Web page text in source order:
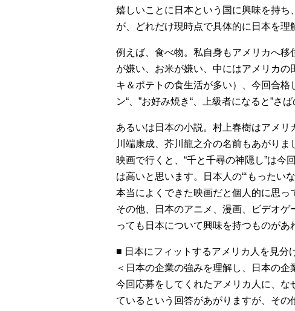
嬉しいことに日本という国に興味を持
が、どれだけ現時点で具体的に日本を理
例えば、食べ物。私自身もアメリカへ
が嫌い、お米が嫌い、中にはアメリカ
キ＆ポテトの食生活が多い）、今回合格
ン“、”お好み焼き“、上級者になると”さ
あるいは日本の小説。村上春樹はアメリ
川端康成、芥川龍之介の名前もあがり
映画で行くと、“千と千尋の神隠し”は
は高いと思います。日本人の“‘もったい
本当によくできた映画だと個人的に思っ
その他、日本のアニメ、漫画、ビデオ
っても日本について興味を持つものがあ
■ 日本にフィットするアメリカ人を見
＜日本の企業の強みを理解し、日本の企
今回応募をしてくれたアメリカ人に、
ているという回答があがりますが、その